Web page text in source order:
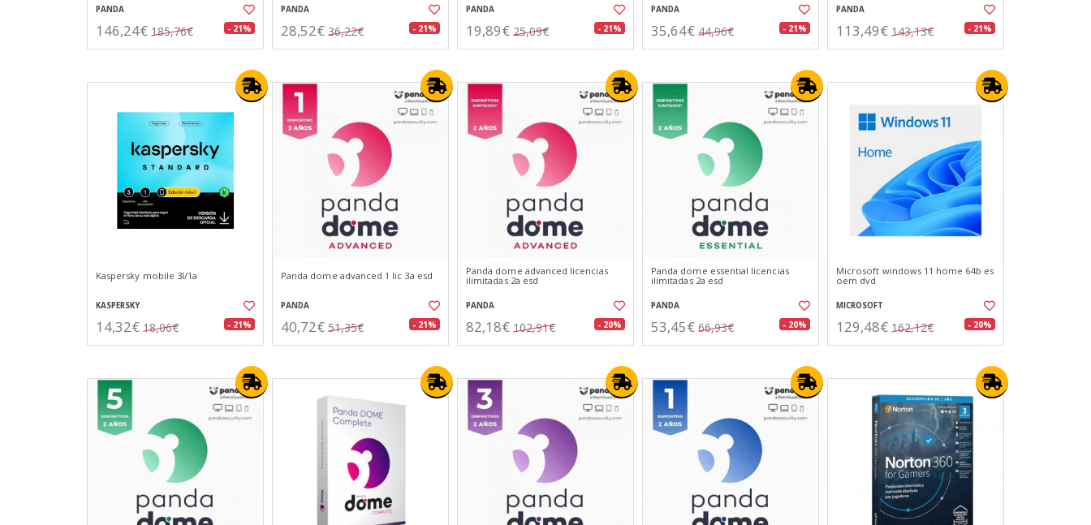
PANDA
146,24€ 185,76€ - 21%
PANDA
28,52€ 36,22€ - 21%
PANDA
19,89€ 25,09€ - 21%
PANDA
35,64€ 44,96€ - 21%
PANDA
113,49€ 143,13€ - 21%
Kaspersky mobile 3l/1a
KASPERSKY
14,32€ 18,06€ - 21%
Panda dome advanced 1 lic 3a esd
PANDA
40,72€ 51,35€ - 21%
Panda dome advanced licencias
ilimitadas 2a esd
PANDA
82,18€ 102,91€ - 20%
Panda dome essential licencias
ilimitadas 2a esd
PANDA
53,45€ 66,93€ - 20%
Microsoft windows 11 home 64b es
oem dvd
MICROSOFT
129,48€ 162,12€ - 20%